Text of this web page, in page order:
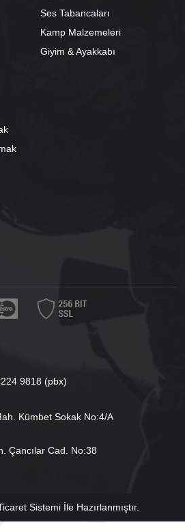
Ses Tabancaları
Kamp Malzemeleri
Giyim & Ayakkabı
9818 (pbx)
Kümbet Sokak No:4/A
Çancılar Cad. No:38
Sistemiİle Hazırlanmıştır.